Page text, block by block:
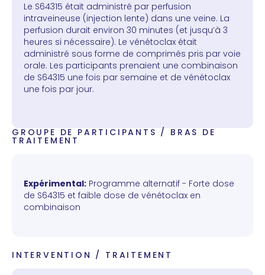
Le S64315 était administré par perfusion
intraveineuse (injection lente) dans une veine. La
perfusion durait environ 30 minutes (et jusqu’à 3
heures si nécessaire). Le vénétoclax était
administré sous forme de comprimés pris par voie
orale. Les participants prenaient une combinaison
de S64315 une fois par semaine et de vénétoclax
une fois par jour.
GROUPE DE PARTICIPANTS / BRAS DE
TRAITEMENT
Expérimental: Programme alternatif - Forte dose
de S64315 et faible dose de vénétoclax en
combinaison
INTERVENTION / TRAITEMENT